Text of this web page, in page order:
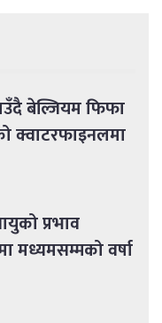
बेल्जियम फिफा
क्वाटरफाइनलमा
प्रभाव
मध्यमसम्मको वर्षा